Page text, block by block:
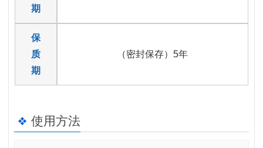
期
保
质
期
（密封保存）5年
使用方法